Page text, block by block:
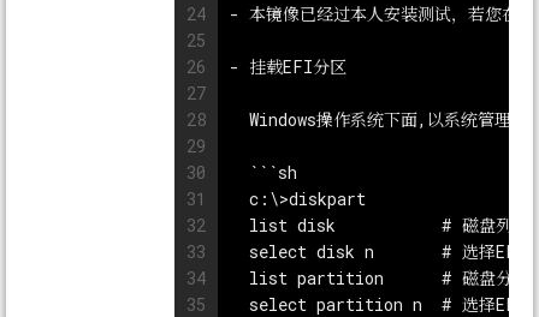
24
25
26
27
28
29
30
31
32
33
34
35
- 本镜像已经过本人安装测试，若您在
- 挂载EFI分区
Windows操作系统下面,以系统管理员
```sh
  c:\>diskpart
  list disk           # 磁盘列表
select disk n       # 选择EFI分
list partition      # 磁盘分区
select partition n  # 选择EFI